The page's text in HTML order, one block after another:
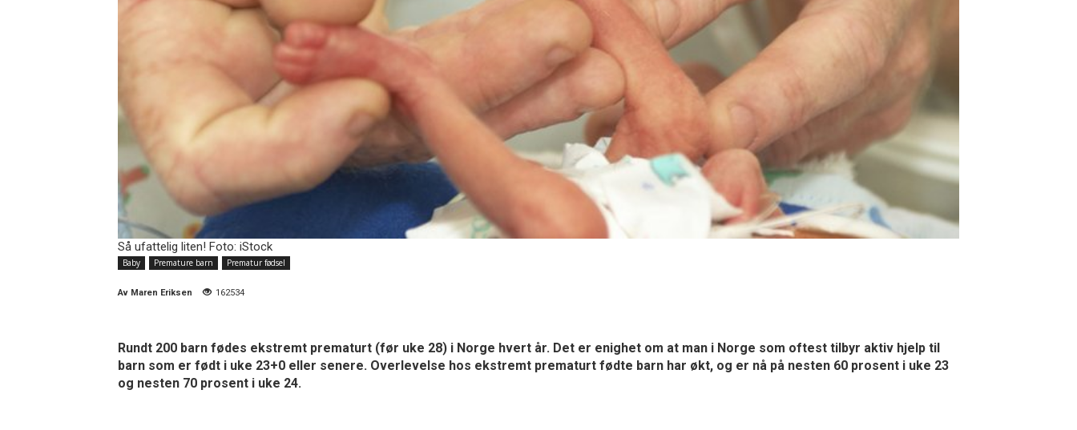
Så ufattelig liten! Foto: iStock
Baby Premature barn Prematur fødsel
Av Maren Eriksen 162534
Rundt 200 barn fødes ekstremt prematurt (før uke 28) i Norge hvert år. Det er enighet om at man i Norge som oftest tilbyr aktiv hjelp til
barn som er født i uke 23+0 eller senere. Overlevelse hos ekstremt prematurt fødte barn har økt, og er nå på nesten 60 prosent i uke 23
og nesten 70 prosent i uke 24.